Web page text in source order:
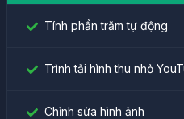
Tính phần trăm tự động
Trình tải hình thu nhỏ
Chỉnh sửa hình ảnh